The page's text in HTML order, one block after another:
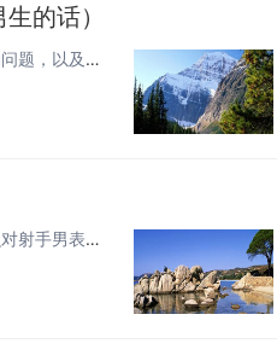
的话）
大家好，感谢邀请，今天来为大家分享一下如何在校园生活表白男生的问题，以及和如何在校园生活表白男生的话的一些困惑，大家要是还不太明白的话，也没有关系，因为接下来将为大家分享，希望可以帮助到大家，解决大家的问题，下面就开始吧！ 在学校表白方式有...
大家好，今天来为大家分享如何对射手男生表白的一些知识点，和怎么对射手男表白的问题解析，大家要是都明白，那么可以忽略，如果不太清楚的话可以看看本篇文章，相信很大概率可以解决您的问题，接下来我们就一起来看看吧！如何向射手男表白 如何向射手男表白...